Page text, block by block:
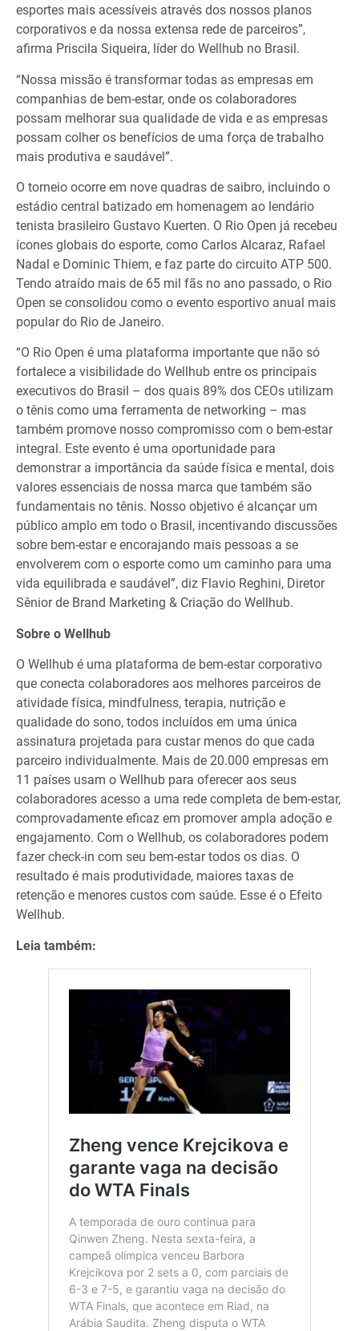
esportes mais acessíveis através dos nossos planos
corporativos e da nossa extensa rede de parceiros”,
afirma Priscila Siqueira, líder do Wellhub no Brasil.
“Nossa missão é transformar todas as empresas em
companhias de bem-estar, onde os colaboradores
possam melhorar sua qualidade de vida e as empresas
possam colher os benefícios de uma força de trabalho
mais produtiva e saudável”.
O torneio ocorre em nove quadras de saibro, incluindo o
estádio central batizado em homenagem ao lendário
tenista brasileiro Gustavo Kuerten. O Rio Open já recebeu
ícones globais do esporte, como Carlos Alcaraz, Rafael
Nadal e Dominic Thiem, e faz parte do circuito ATP 500.
Tendo atraído mais de 65 mil fãs no ano passado, o Rio
Open se consolidou como o evento esportivo anual mais
popular do Rio de Janeiro.
“O Rio Open é uma plataforma importante que não só
fortalece a visibilidade do Wellhub entre os principais
executivos do Brasil – dos quais 89% dos CEOs utilizam
o tênis como uma ferramenta de networking – mas
também promove nosso compromisso com o bem-estar
integral. Este evento é uma oportunidade para
demonstrar a importância da saúde física e mental, dois
valores essenciais de nossa marca que também são
fundamentais no tênis. Nosso objetivo é alcançar um
público amplo em todo o Brasil, incentivando discussões
sobre bem-estar e encorajando mais pessoas a se
envolverem com o esporte como um caminho para uma
vida equilibrada e saudável”, diz Flavio Reghini, Diretor
Sênior de Brand Marketing & Criação do Wellhub.
Sobre o Wellhub
O Wellhub é uma plataforma de bem-estar corporativo
que conecta colaboradores aos melhores parceiros de
atividade física, mindfulness, terapia, nutrição e
qualidade do sono, todos incluídos em uma única
assinatura projetada para custar menos do que cada
parceiro individualmente. Mais de 20.000 empresas em
11 países usam o Wellhub para oferecer aos seus
colaboradores acesso a uma rede completa de bem-estar,
comprovadamente eficaz em promover ampla adoção e
engajamento. Com o Wellhub, os colaboradores podem
fazer check-in com seu bem-estar todos os dias. O
resultado é mais produtividade, maiores taxas de
retenção e menores custos com saúde. Esse é o Efeito
Wellhub.
Leia também: